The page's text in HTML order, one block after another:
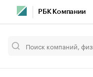
РБК Компании